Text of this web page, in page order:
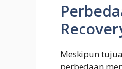
Meskipun
perbedaan